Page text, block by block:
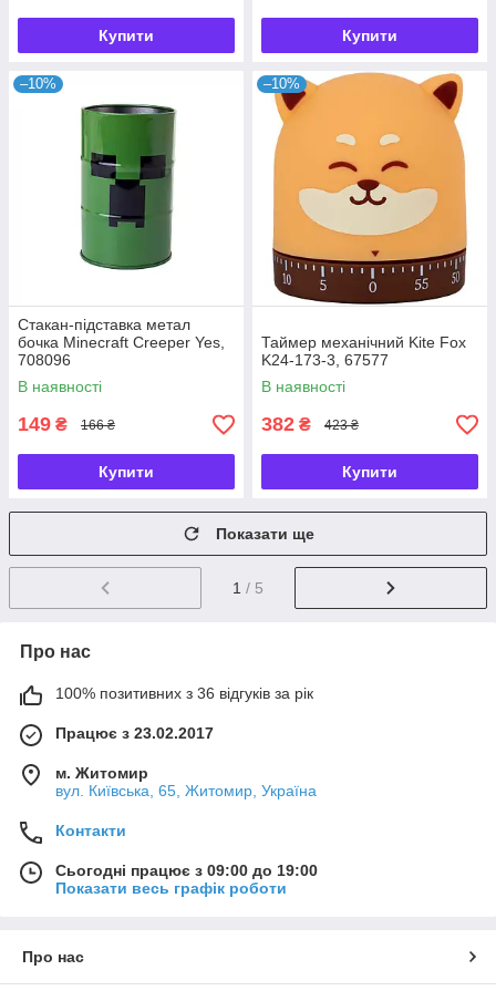
Купити Купити
–10%
Стакан-підставка метал
бочка Minecraft Creeper Yes,
708096
В наявності
149 ₴ 166 ₴
Купити
–10%
Таймер механічний Kite Fox
K24-173-3, 67577
В наявності
382 ₴ 423 ₴
Купити
Показати ще
1 / 5
Про нас
100% позитивних з 36 відгуків за рік
Працює з 23.02.2017
м. Житомир
вул. Київська, 65, Житомир, Україна
Контакти
Сьогодні працює з 09:00 до 19:00
Показати весь графік роботи
Про нас